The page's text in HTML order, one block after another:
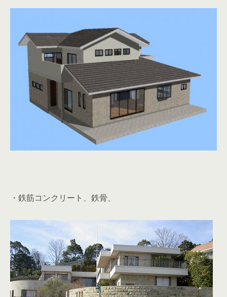
・鉄筋コンクリート、鉄骨、